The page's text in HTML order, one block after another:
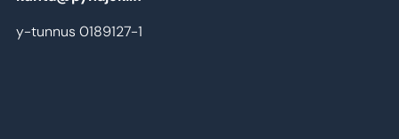
y-tunnus 0189127-1